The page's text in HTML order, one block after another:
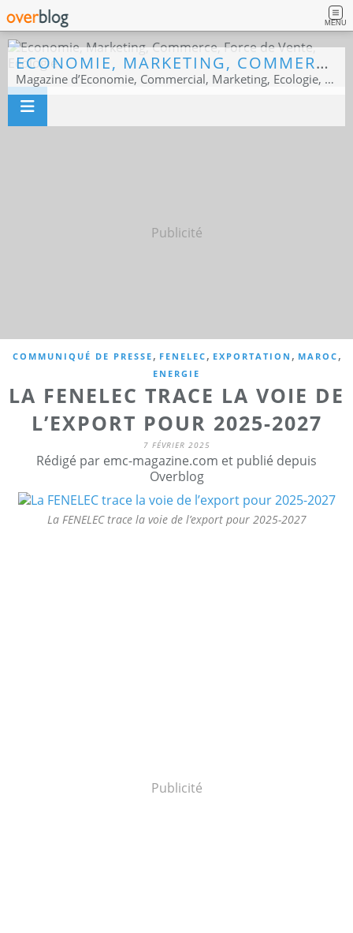
MENU
ECONOMIE, MARKETING, COMMERCE, FORCE DE VENTE, ECOLOGIE
Magazine d’Economie, Commercial, Marketing, Ecologie, Sport business
Publicité
COMMUNIQUÉ DE PRESSE , FENELEC , EXPORTATION , MAROC ,
ENERGIE
LA FENELEC TRACE LA VOIE DE
L’EXPORT POUR 2025-2027
7 FÉVRIER 2025
Rédigé par emc-magazine.com et publié depuis
Overblog
La FENELEC trace la voie de l’export pour 2025-2027
Publicité